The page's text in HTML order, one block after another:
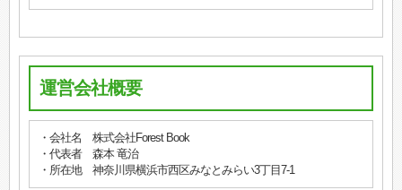
運営会社概要
・会社名 株式会社Forest Book
・代表者 森本 竜治
・所在地 神奈川県横浜市西区みなとみらい3丁目7-1